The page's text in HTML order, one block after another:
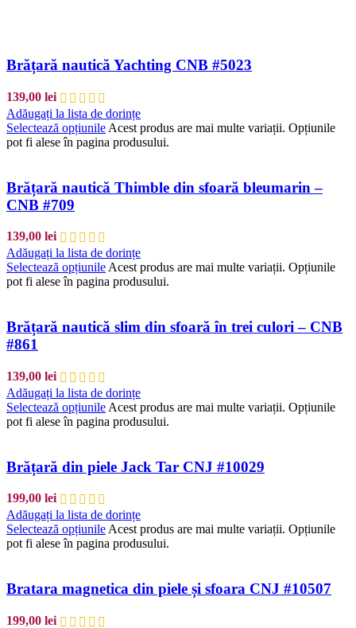
Brățară nautică Yachting CNB #5023
139,00 lei
Adăugați la lista de dorințe
Selectează opțiunile Acest produs are mai multe variații. Opțiunile
pot fi alese în pagina produsului.
Brățară nautică Thimble din sfoară bleumarin –
CNB #709
139,00 lei
Adăugați la lista de dorințe
Selectează opțiunileAcest produs are mai multe variații. Opțiunile
pot fi alese în pagina produsului.
Brățară nautică slim din sfoară în trei culori – CNB
#861
139,00 lei
Adăugați la lista de dorințe
Selectează opțiunile Acest produs are mai multe variații. Opțiunile
pot fi alese în pagina produsului.
Brățară din piele Jack Tar CNJ #10029
199,00 lei
Adăugați la lista de dorințe
Selectează opțiunile Acest produs are mai multe variații. Opțiunile
pot fi alese în pagina produsului.
Bratara magnetica din piele și sfoara CNJ #10507
199,00 lei